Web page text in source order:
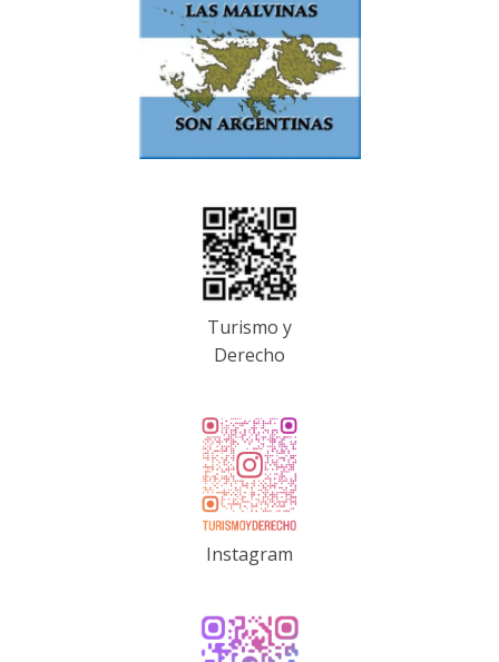
Turismo y
Derecho
Instagram